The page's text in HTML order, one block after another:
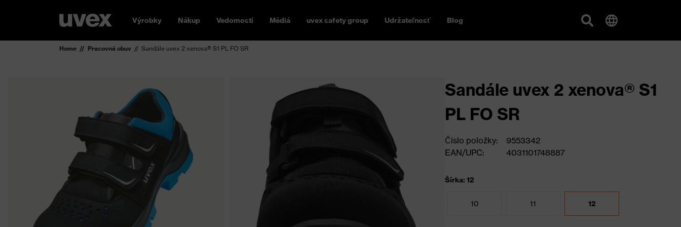
Výrobky Nákup Vedomosti Médiá uvex safety group Udržateľnosť Blog
Home Pracovná obuv Sandále uvex 2 xenova® S1 PL FO SR
Sandále uvex 2 xenova® S1
PL FO SR
Číslo položky:
9553342
EAN/UPC:
4031101748887
Šírka: 12
10 11 12